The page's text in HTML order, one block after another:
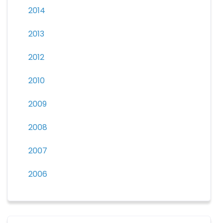
2014
2013
2012
2010
2009
2008
2007
2006